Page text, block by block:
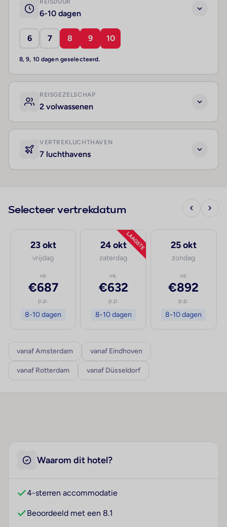
REISDUUR
6-10 dagen
6 7 8 9 10
8, 9, 10 dagen geselecteerd.
REISGEZELSCHAP
2 volwassenen
VERTREKLUCHTHAVEN
7 luchthavens
Selecteer vertrekdatum
23 okt
vrijdag
va.
€687
p.p.
8-10 dagen
LAAGSTE
24 okt
zaterdag
va.
€632
p.p.
8-10 dagen
25 okt
zondag
va.
€892
p.p.
8-10 dagen
vanaf Amsterdam vanaf Eindhoven
vanaf Rotterdam vanaf Düsseldorf
Waarom dit hotel?
4-sterren accommodatie
Beoordeeld met een 8.1